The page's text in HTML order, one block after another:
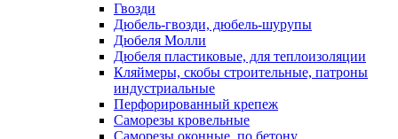
Гвозди
Дюбель-гвозди, дюбель-шурупы
Дюбеля Молли
Дюбеля пластиковые, для теплоизоляции
Кляймеры, скобы строительные, патроны
индустриальные
Перфорированный крепеж
Саморезы кровельные
Саморезы оконные, по бетону